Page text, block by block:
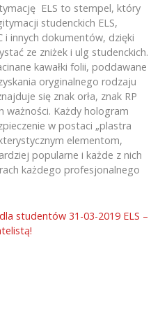
ELS to stempel, który
studenckich ELS,
i innych dokumentów, dzięki
ze zniżek i ulg studenckich.
kawałki folii, poddawane
oryginalnego rodzaju
się znak orła, znak RP
ważności. Każdy hologram
w postaci „plastra
elementom,
popularne i każde z nich
każdego profesjonalnego
studentów 31-03-2019 ELS –